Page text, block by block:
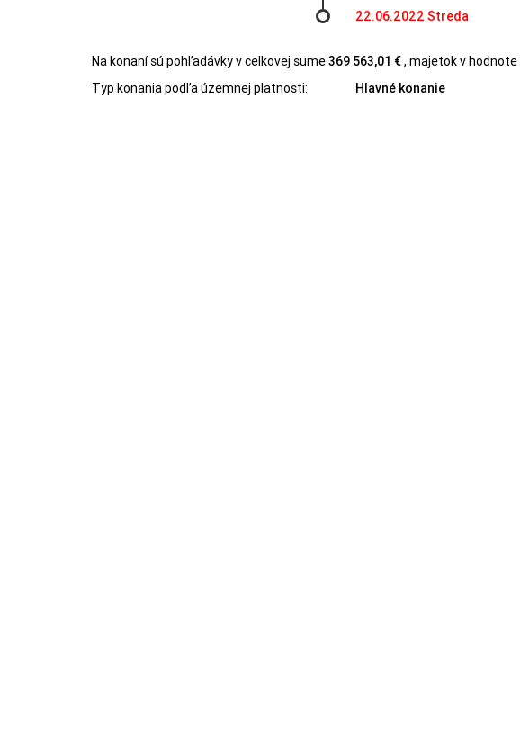
22.06.2022 Streda
Na konaní sú pohľadávky v celkovej sume369 563,01 €, majetok v hodnote
Typ konania podľa územnej platnosti:
Hlavné konanie